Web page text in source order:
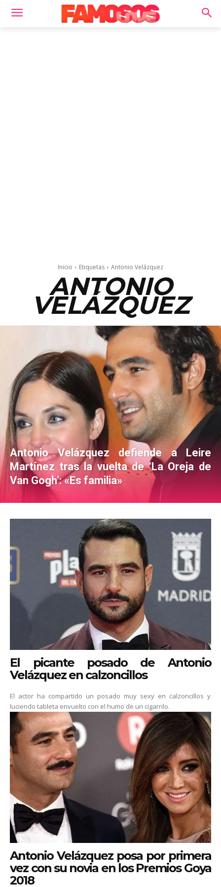
Inicio Etiquetas Antonio Velázquez
ANTONIO
VELÁZQUEZ
Antonio Velázquez defiende a Leire
Martínez tras la vuelta de ‘La Oreja de
Van Gogh’: «Es familia»
El picante posado de Antonio
Velázquez en calzoncillos
El actor ha compartido un posado muy sexy en calzoncillos y
luciendo tableta envuelto con el humo de un cigarrilo.
Antonio Velázquez posa por primera
vez con su novia en los Premios Goya
2018